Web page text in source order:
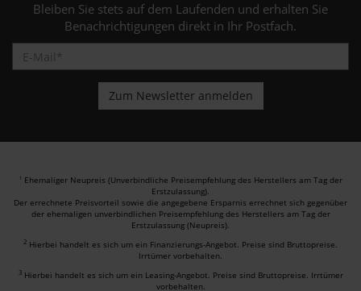
Bleiben Sie stets auf dem Laufenden und erhalten Sie
Benachrichtigungen direkt in Ihr Postfach.
1 Ehemaliger Neupreis (Unverbindliche Preisempfehlung des Herstellers am Tag der
Erstzulassung).
Der errechnete Preisvorteil sowie die angegebene Ersparnis errechnet sich gegenüber
der ehemaligen unverbindlichen Preisempfehlung des Herstellers am Tag der
Erstzulassung (Neupreis).
2 Hierbei handelt es sich um ein Finanzierungs-Angebot. Preise sind Bruttopreise.
Irrtümer vorbehalten.
3 Hierbei handelt es sich um ein Leasing-Angebot. Preise sind Bruttopreise. Irrtümer
vorbehalten.